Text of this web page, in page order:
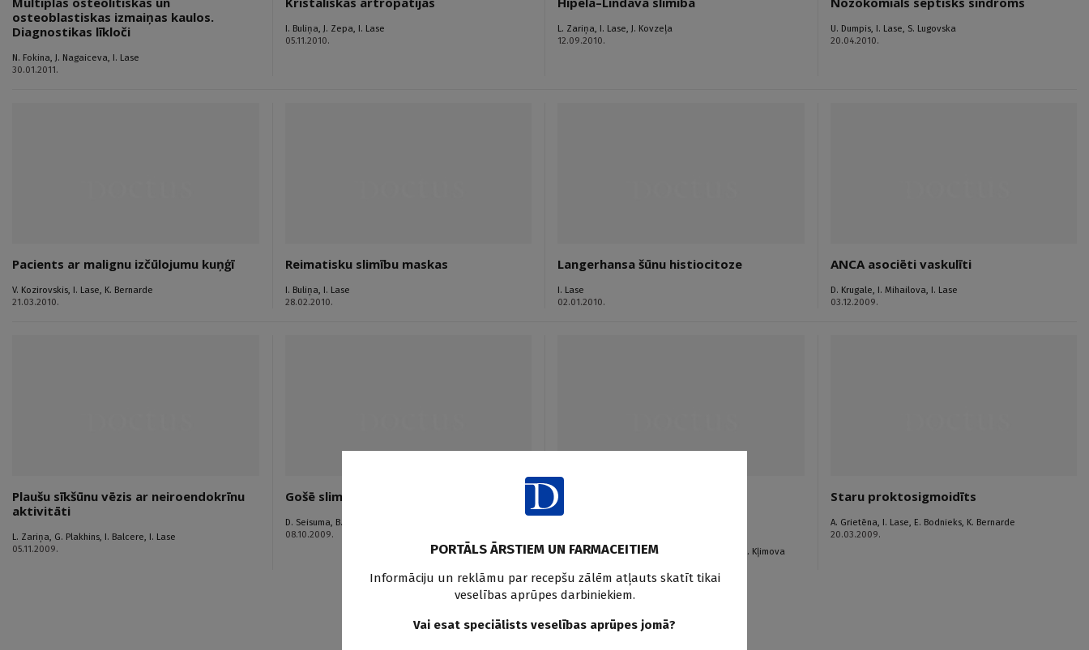
osteoblastiskas izmaiņas kaulos.
Diagnostikas līkloči
N. Fokina, J. Nagaiceva, I. Lase
30.01.2011.
I. Buliņa, J. Zepa, I. Lase
05.11.2010.
L. Zariņa, I. Lase, J. Kovzeļa
12.09.2010.
U. Dumpis, I. Lase, S. Lugovska
20.04.2010.
Pacients ar malignu izčūlojumu kuņģī
V. Kozirovskis, I. Lase, K. Bernarde
21.03.2010.
Reimatisku slimību maskas
I. Buliņa, I. Lase
28.02.2010.
Langerhansa šūnu histiocitoze
I. Lase
02.01.2010.
ANCA asociēti vaskulīti
D. Krugale, I. Mihailova, I. Lase
03.12.2009.
Plaušu sīkšūnu vēzis ar neiroendokrīnu
aktivitāti
L. Zariņa, G. Plakhins, I. Balcere, I. Lase
05.11.2009.
Gošē slimība
D. Seisuma, B. Lāce
08.10.2009.
U. Dumpis,I. Lase , L. Feldmane
L. Kļimova
Staru proktosigmoidīts
A. Grietēna, I. Lase, E. Bodnieks, K. Bernarde
20.03.2009.
PORTĀLS ĀRSTIEM UN FARMACEITIEM
Informāciju un reklāmu par recepšu zālēm atļauts skatīt tikai
veselības aprūpes darbiniekiem.
Vai esat speciālists veselības aprūpes jomā?